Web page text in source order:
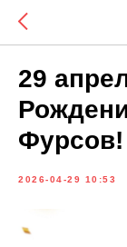
29
Фурсов!
2026-04-29 10:53